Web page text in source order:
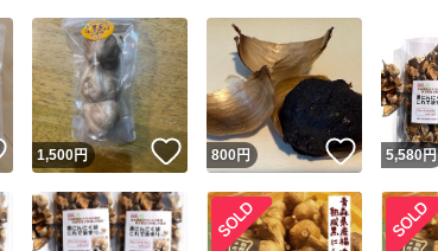
いいね！
1,500円 いいね！
800円 いいね！
5,580円